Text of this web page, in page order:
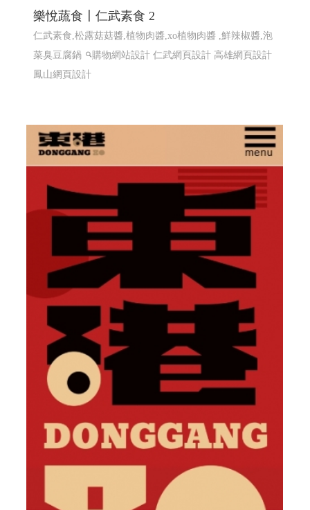
樂悅蔬食〡仁武素食 2
仁武素食,松露菇菇醬,植物肉醬,xo植物肉醬 ,鮮辣椒醬,泡
菜臭豆腐鍋
購物網站設計仁武網頁設計 高雄網頁設計
鳳山網頁設計